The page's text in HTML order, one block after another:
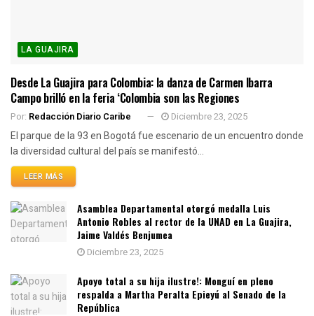
LA GUAJIRA
Desde La Guajira para Colombia: la danza de Carmen Ibarra
Campo brilló en la feria ‘Colombia son las Regiones
Por: Redacción Diario Caribe Diciembre 23, 2025
El parque de la 93 en Bogotá fue escenario de un encuentro donde
la diversidad cultural del país se manifestó...
LEER MÁS
Asamblea Departamental otorgó medalla Luis
Antonio Robles al rector de la UNAD en La Guajira,
Jaime Valdés Benjumea
Diciembre 23, 2025
Apoyo total a su hija ilustre!: Monguí en pleno
respalda a Martha Peralta Epieyú al Senado de la
República